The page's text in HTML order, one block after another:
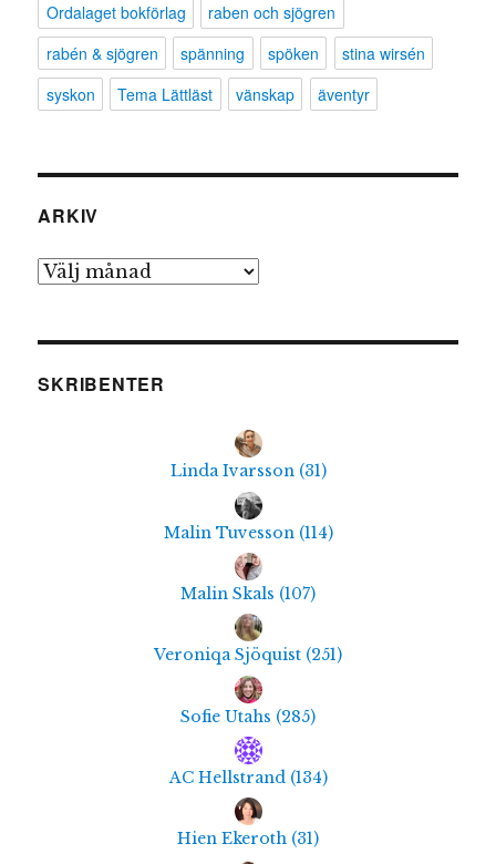
Ordalaget bokförlag
raben och sjögren
rabén & sjögren
spänning spöken
stina wirsén
syskon
Tema Lättläst vänskap äventyr
ARKIV
Arkiv
SKRIBENTER
Linda Ivarsson (31)
Malin Tuvesson (114)
Malin Skals (107)
Veroniqa Sjöquist (251)
Sofie Utahs (285)
AC Hellstrand (134)
Hien Ekeroth (31)